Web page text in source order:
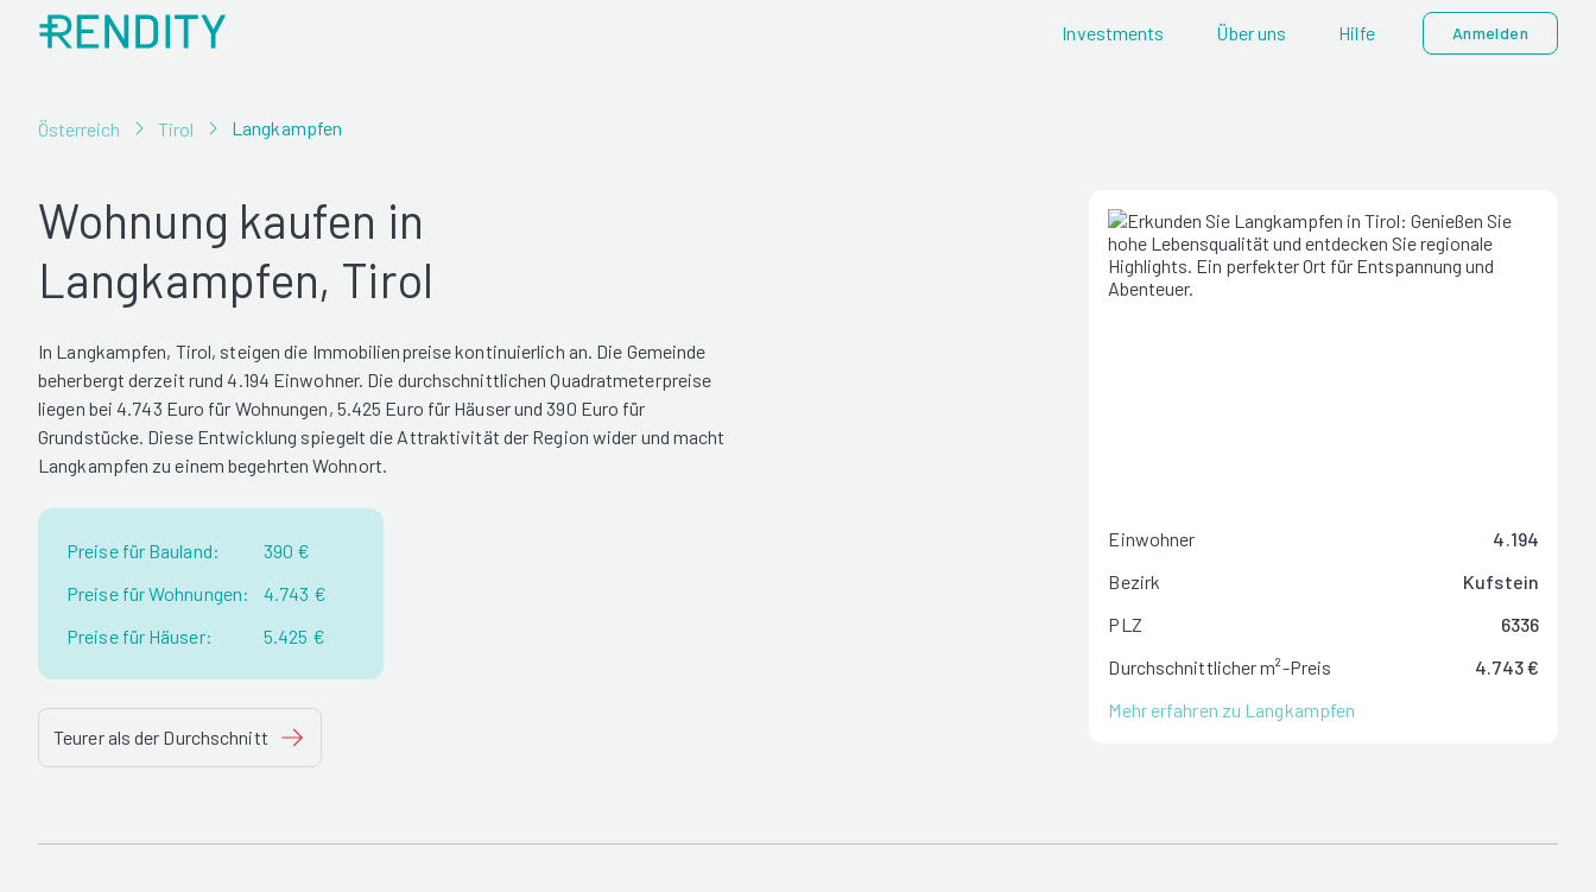
Investments Über uns Hilfe Anmelden
Österreich Tirol Langkampfen
Wohnung kaufen in
Langkampfen, Tirol
In Langkampfen, Tirol, steigen die Immobilienpreise kontinuierlich an. Die Gemeinde
beherbergt derzeit rund 4.194 Einwohner. Die durchschnittlichen Quadratmeterpreise
liegen bei 4.743 Euro für Wohnungen, 5.425 Euro für Häuser und 390 Euro für
Grundstücke. Diese Entwicklung spiegelt die Attraktivität der Region wider und macht
Langkampfen zu einem begehrten Wohnort.
Preise für Bauland:
390 €
Preise für Wohnungen:
4.743 €
Preise für Häuser:
5.425 €
Teurer als der Durchschnitt
Einwohner
4.194
Bezirk
Kufstein
PLZ
6336
Durchschnittlicher m²-Preis
4.743 €
Mehr erfahren zu Langkampfen